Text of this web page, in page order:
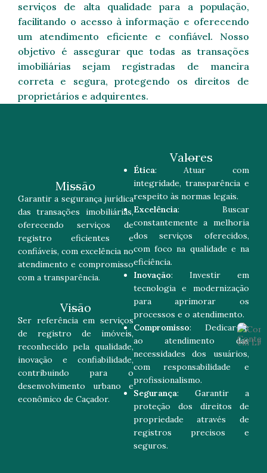
serviços de alta qualidade para a população,
facilitando o acesso à informação e oferecendo
um atendimento eficiente e confiável. Nosso
objetivo é assegurar que todas as transações
imobiliárias sejam registradas de maneira
correta e segura, protegendo os direitos de
proprietários e adquirentes.
Missão
Garantir a segurança jurídica
das transações imobiliárias,
oferecendo serviços de
registro eficientes e
confiáveis, com excelência no
atendimento e compromisso
com a transparência.
Visão
Ser referência em serviços
de registro de imóveis,
reconhecido pela qualidade,
inovação e confiabilidade,
contribuindo para o
desenvolvimento urbano e
econômico de Caçador.
Valores
Ética: Atuar com
integridade, transparência e
respeito às normas legais.
Excelência: Buscar
constantemente a melhoria
dos serviços oferecidos,
com foco na qualidade e na
eficiência.
Inovação: Investir em
tecnologia e modernização
para aprimorar os
processos e o atendimento.
Compromisso: Dedicar-se
ao atendimento das
necessidades dos usuários,
com responsabilidade e
profissionalismo.
Segurança: Garantir a
proteção dos direitos de
propriedade através de
registros precisos e
seguros.